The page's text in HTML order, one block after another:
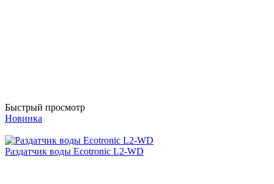
Быстрый просмотр
Новинка
Раздатчик воды Ecotronic L2-WD